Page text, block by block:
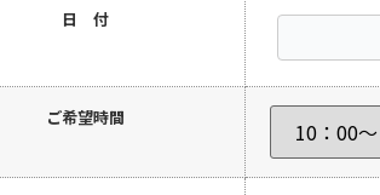
日 付
ご希望時間